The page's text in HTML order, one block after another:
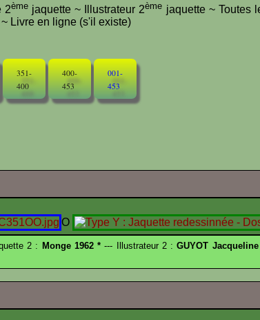
2èmejaquette ~ Illustrateur 2ème jaquette ~ Toutes
Livre en ligne (s'il existe)
351-
400
400-
453
001-
453
O
2 : Monge 1962 * --- Illustrateur 2 :GUYOT Jacqueline